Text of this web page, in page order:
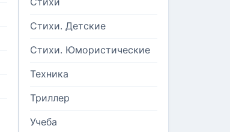
Стихи. Детские
Стихи. Юмористические
Техника
Триллер
Учеба